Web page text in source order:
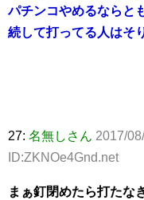
パチンコやめるならと
続して打ってる人はそ
27: 名無しさん 2017/
ID:ZKNOe4Gnd.net
まぁ釘閉めたら打たな